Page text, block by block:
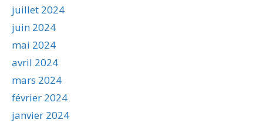
juillet 2024
juin 2024
mai 2024
avril 2024
mars 2024
février 2024
janvier 2024